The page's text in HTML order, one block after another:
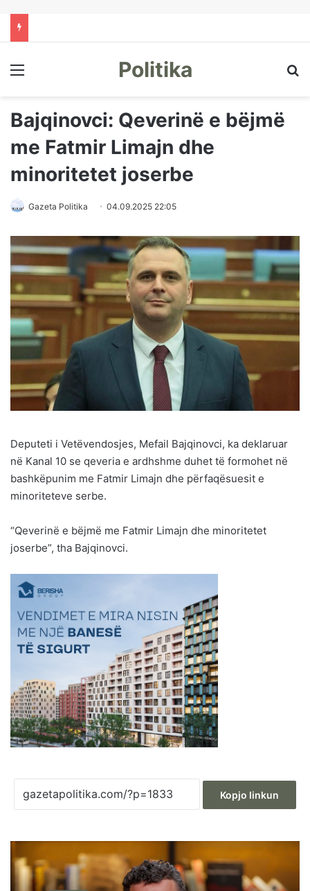
Menu Politika
Bajqinovci: Qeverinë e bëjmë
me Fatmir Limajn dhe
minoritetet joserbe
Gazeta Politika 04.09.2025 22:05
Deputeti i Vetëvendosjes, Mefail Bajqinovci, ka deklaruar
në Kanal 10 se qeveria e ardhshme duhet të formohet në
bashkëpunim me Fatmir Limajn dhe përfaqësuesit e
minoriteteve serbe.
“Qeverinë e bëjmë me Fatmir Limajn dhe minoritetet
joserbe”, tha Bajqinovci.
Kopjo linkun